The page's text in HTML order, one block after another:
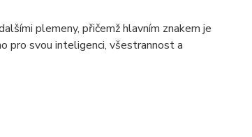
plemeny, přičemž hlavním znakem je
pro svou inteligenci, všestrannost a